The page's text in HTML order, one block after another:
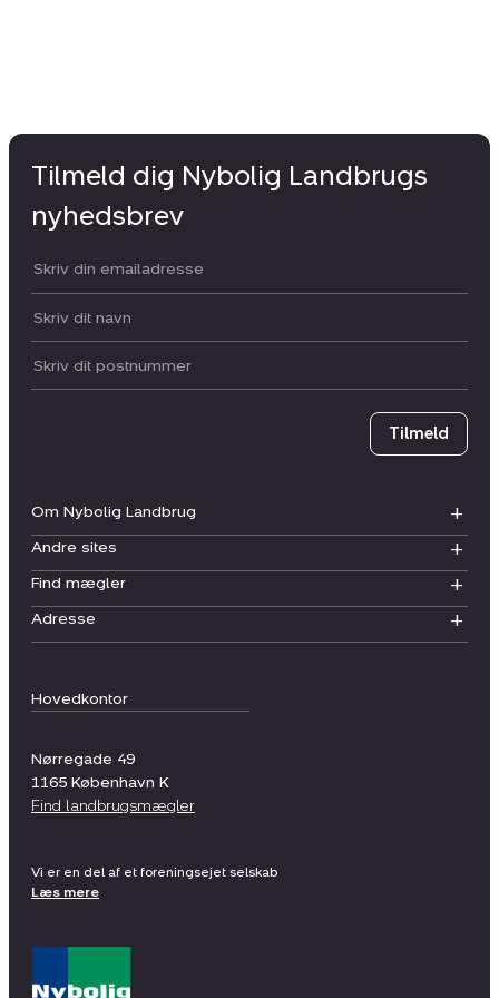
Hovedkontor
Nørregade 49
1165 København K
Find landbrugsmægler
Om Nybolig Landbrug
Andre sites
Find mægler
Adresse
Tilmeld dig Nybolig Landbrugs
nyhedsbrev
Din email:
Dit navn:
Postnummer
Tilmeld
Vi er en del af et foreningsejet selskab
Læs mere